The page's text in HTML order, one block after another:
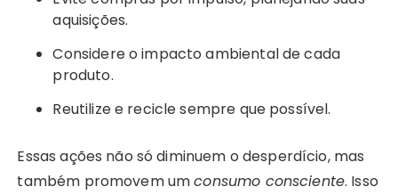
aquisições.
Considere o impacto ambiental de cada
produto.
Reutilize e recicle sempre que possível.
Essas ações não só diminuem o desperdício, mas
também promovem umconsumo consciente. Isso